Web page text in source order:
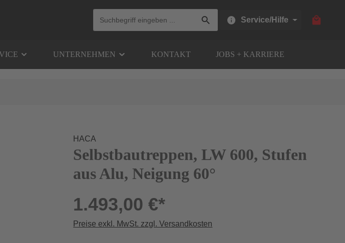
Service/Hilfe
UNTERNEHMEN KONTAKT JOBS + KARRIERE
HACA
Selbstbautreppen, LW 600, Stufen
aus Alu, Neigung 60°
1.493,00 €*
Preise exkl. MwSt. zzgl. Versandkosten